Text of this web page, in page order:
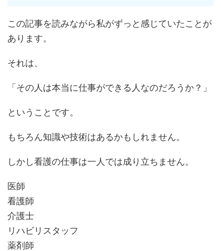
この記事を読みながら私がずっと感じていたことが
あります。
それは、
「その人は本当に仕事ができる人なのだろうか？」
ということです。
もちろん知識や技術はあるかもしれません。
しかし看護の仕事は一人では成り立ちません。
医師
看護師
介護士
リハビリスタッフ
薬剤師